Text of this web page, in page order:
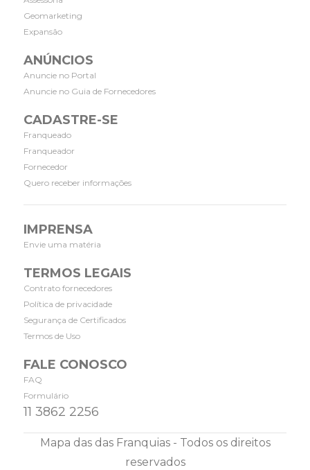
Geomarketing
Expansão
ANÚNCIOS
Anuncie no Portal
Anuncie no Guia de Fornecedores
CADASTRE-SE
Franqueado
Franqueador
Fornecedor
Quero receber informações
IMPRENSA
Envie uma matéria
TERMOS LEGAIS
Contrato fornecedores
Política de privacidade
Segurança de Certificados
Termos de Uso
FALE CONOSCO
FAQ
Formulário
11 3862 2256
Mapa das das Franquias - Todos os direitos
reservados